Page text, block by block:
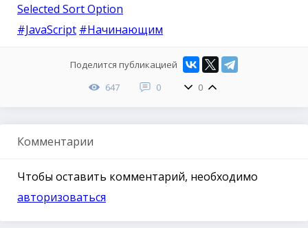
Selected Sort Option
#JavaScript #Начинающим
Поделится публикацией
647
0 0
Комментарии
Чтобы оставить комментарий, необходимо
авторизоваться